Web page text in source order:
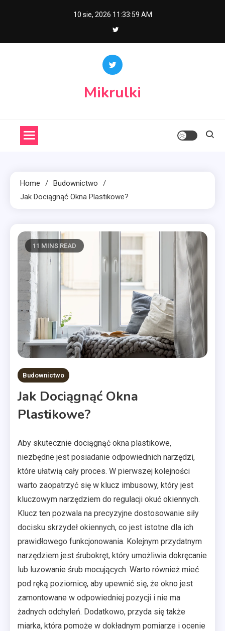
10 sie, 2026 11:33:59 AM
Mikrulki
Home
Budownictwo
Jak Dociągnąć Okna Plastikowe?
11 MINS READ
Budownictwo
Jak Dociągnąć Okna
Plastikowe?
Aby skutecznie dociągnąć okna plastikowe,
niezbędne jest posiadanie odpowiednich narzędzi,
które ułatwią cały proces. W pierwszej kolejności
warto zaopatrzyć się w klucz imbusowy, który jest
kluczowym narzędziem do regulacji okuć okiennych.
Klucz ten pozwala na precyzyjne dostosowanie siły
docisku skrzydeł okiennych, co jest istotne dla ich
prawidłowego funkcjonowania. Kolejnym przydatnym
narzędziem jest śrubokręt, który umożliwia dokręcanie
lub luzowanie śrub mocujących. Warto również mieć
pod ręką poziomicę, aby upewnić się, że okno jest
zamontowane w odpowiedniej pozycji i nie ma
żadnych odchyleń. Dodatkowo, przyda się także
miarka, która pomoże w dokładnym pomiarze i ocenie